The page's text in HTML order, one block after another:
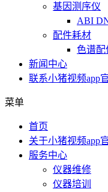
基因测序仪
ABI
配件耗材
色谱配
新闻中心
联系小猪视频app
菜单
首页
关于小猪视频app
服务中心
仪器维修
仪器培训